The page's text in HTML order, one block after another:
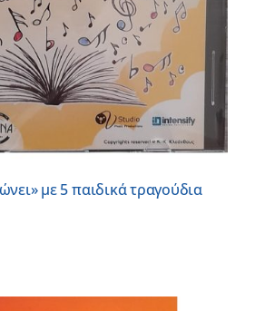
με 5 παιδικά τραγούδια